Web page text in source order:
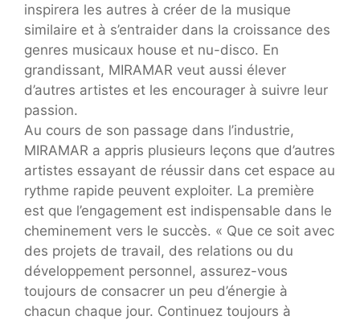
inspirera les autres à créer de la musique
similaire et à s’entraider dans la croissance des
genres musicaux house et nu-disco. En
grandissant, MIRAMAR veut aussi élever
d’autres artistes et les encourager à suivre leur
passion.
Au cours de son passage dans l’industrie,
MIRAMAR a appris plusieurs leçons que d’autres
artistes essayant de réussir dans cet espace au
rythme rapide peuvent exploiter. La première
est que l’engagement est indispensable dans le
cheminement vers le succès. « Que ce soit avec
des projets de travail, des relations ou du
développement personnel, assurez-vous
toujours de consacrer un peu d’énergie à
chacun chaque jour. Continuez toujours à